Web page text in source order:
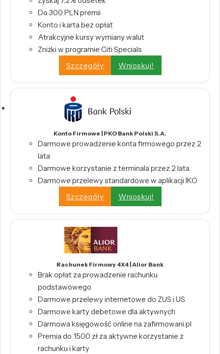
Do 300 PLN premii
Konto i karta bez opłat
Atrakcyjne kursy wymiany walut
Zniżki w programie Citi Specials
Szczegóły
Wnioskuj!
Konto Firmowe | PKO Bank Polski S.A.
Darmowe prowadzenie konta firmowego przez 2
lata
Darmowe korzystanie z terminala przez 2 lata
Darmowe przelewy standardowe w aplikacji IKO
Szczegóły
Wnioskuj!
Rachunek Firmowy 4X4 | Alior Bank
Brak opłat za prowadzenie rachunku
podstawowego
Darmowe przelewy internetowe do ZUS i US
Darmowe karty debetowe dla aktywnych
Darmowa księgowość online na zafirmowani.pl
Premia do 1500 zł za aktywne korzystanie z
rachunku i karty